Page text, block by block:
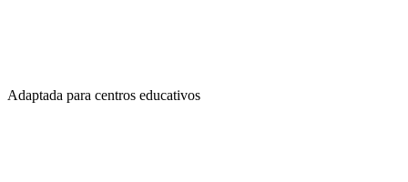
Adaptada para centros educativos